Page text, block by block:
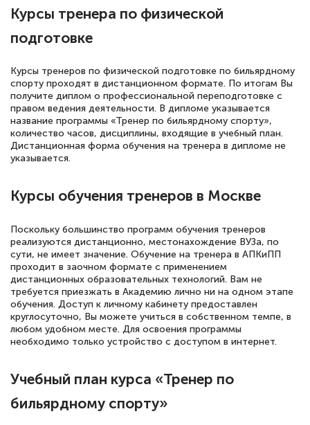
Знаток города 2 уровня
12 марта 2026
Спасибо большое Академии! Грамотное,
вежливое сопровождение! Всё чётко и
понятно! Проходила повышение
Елена Петрикс
Знаток города 5 уровня
11 марта 2026
Всем добрый день! Я прошла курс
повышени каалификации по
по тяжелой атлетике»! Хочется
оперативно связались со мной
Курсы тренера по физической
подготовке
Курсы тренеров по физической подготовке по бильярдному
спорту проходят в дистанционном формате. По итогам Вы
получите диплом о профессиональной переподготовке с
правом ведения деятельности. В дипломе указывается
название программы «Тренер по бильярдному спорту»,
количество часов, дисциплины, входящие в учебный план.
Дистанционная форма обучения на тренера в дипломе не
указывается.
Курсы обучения тренеров в Москве
Поскольку большинство программ обучения тренеров
реализуются дистанционно, местонахождение ВУЗа, по
сути, не имеет значение. Обучение на тренера в АПКиПП
проходит в заочном формате с применением
дистанционных образовательных технологий. Вам не
требуется приезжать в Академию лично ни на одном этапе
обучения. Доступ к личному кабинету предоставлен
круглосуточно, Вы можете учиться в собственном темпе, в
любом удобном месте. Для освоения программы
необходимо только устройство с доступом в интернет.
Учебный план курса «Тренер по
бильярдному спорту»